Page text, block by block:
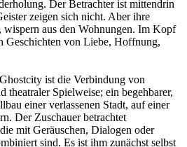
Der Betrachter ist mittendrin
zeigen sich nicht. Aber ihre
wispern aus den Wohnungen. Im Kopf
Geschichten von Liebe, Hoffnung,
ist die Verbindung von
theatraler Spielweise; ein begehbarer,
einer verlassenen Stadt, auf einer
Der Zuschauer betrachtet
mit Geräuschen, Dialogen oder
sind. Es ist ihm zunächst selbst